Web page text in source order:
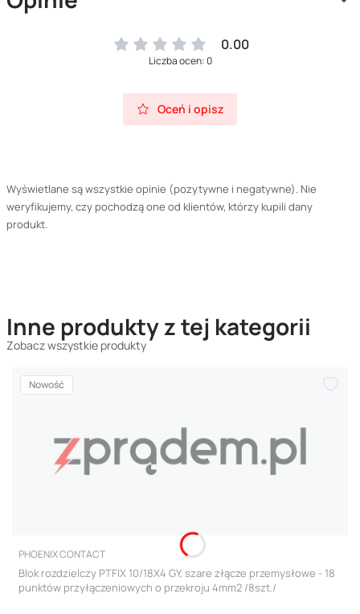
0.00
Liczba ocen: 0
Oceń i opisz
Wyświetlane są wszystkie opinie (pozytywne i negatywne). Nie
weryfikujemy, czy pochodzą one od klientów, którzy kupili dany
produkt.
Inne produkty z tej kategorii
Zobacz wszystkie produkty
Nowość
PRODUCENT
PHOENIX CONTACT
Blok rozdzielczy PTFIX 10/18X4 GY, szare złącze przemysłowe - 18
punktów przyłączeniowych o przekroju 4mm2 /8szt./